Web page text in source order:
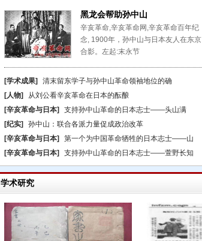
黑龙会帮助孙中山
辛亥革命,辛亥革命网,辛亥革命百年纪
念, 1900年，孙中山与日本友人在东京
合影。左起:末永节
[学术成果] 清末留东学子与孙中山革命领袖地位的确
[人物]
从刘公看辛亥革命在日本的酝酿
[辛亥革命与日本]
支持孙中山革命的日本志士——头山满
[纪实]
孙中山：联合各派力量促成政治改革
[辛亥革命与日本]
第一个为中国革命牺牲的日本志士——山
[辛亥革命与日本]
支持孙中山革命的日本志士——萱野长知
学术研究